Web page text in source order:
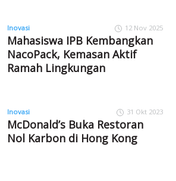
Inovasi 12 Nov 2025
Mahasiswa IPB Kembangkan
NacoPack, Kemasan Aktif
Ramah Lingkungan
Inovasi 31 Okt 2023
McDonald’s Buka Restoran
Nol Karbon di Hong Kong